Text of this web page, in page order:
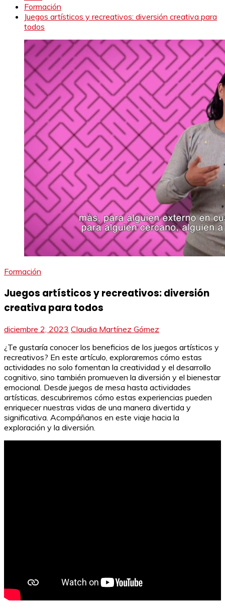
Formación
Juegos artísticos y recreativos: diversión creativa para
todos
Formación
Juegos artísticos y recreativos: diversión
creativa para todos
diciembre 2, 2023 Claudia Martínez Gómez
¿Te gustaría conocer los beneficios de los juegos artísticos y
recreativos? En este artículo, exploraremos cómo estas
actividades no solo fomentan la creatividad y el desarrollo
cognitivo, sino también promueven la diversión y el bienestar
emocional. Desde juegos de mesa hasta actividades
artísticas, descubriremos cómo estas experiencias pueden
enriquecer nuestras vidas de una manera divertida y
significativa. Acompáñanos en este viaje hacia la
exploración y la diversión.